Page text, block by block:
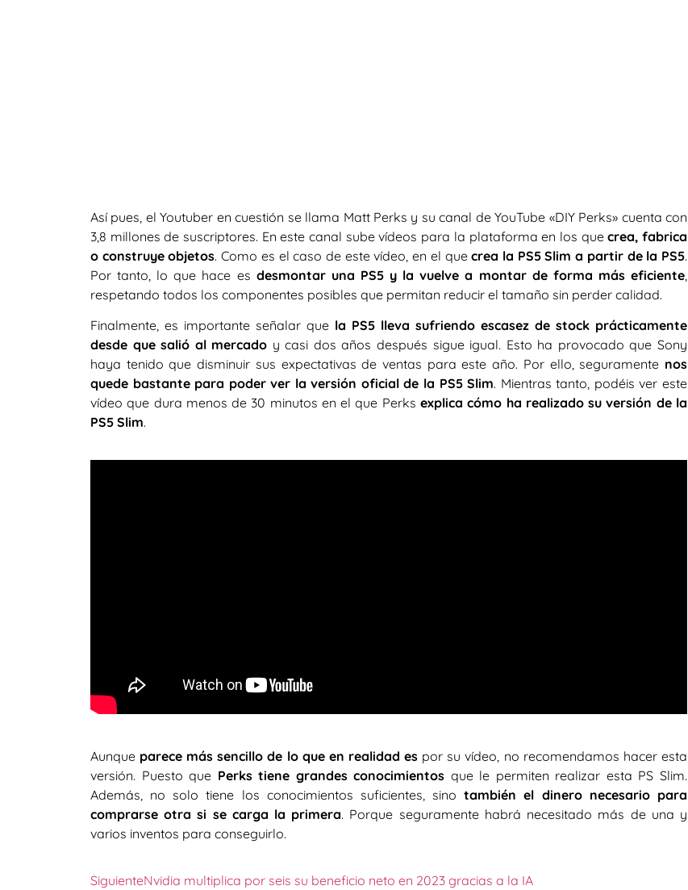
Así pues, el Youtuber en cuestión se llama Matt Perks y su canal de YouTube «DIY Perks» cuenta con
3,8 millones de suscriptores. En este canal sube vídeos para la plataforma en los quecrea, fabrica
o construye objetos. Como es el caso de este vídeo, en el quecrea la PS5 Slim a partir de la PS5.
Por tanto, lo que hace es desmontar una PS5 y la vuelve a montar de forma más eficiente
respetando todos los componentes posibles que permitan reducir el tamaño sin perder calidad.
Finalmente, es importante señalar que la PS5 lleva sufriendo escasez de stock prácticamente
desde que salió al mercado y casi dos años después sigue igual. Esto ha provocado que Sony
haya tenido que disminuir sus expectativas de ventas para este año. Por ello, seguramente nos
quede bastante para poder ver la versión oficial de la PS5 Slim. Mientras tanto, podéis ver este
vídeo que dura menos de 30 minutos en el que Perksexplica cómo ha realizado su versión de la
PS5 Slim.
Aunque parece más sencillo de lo que en realidad es por su vídeo, no recomendamos hacer esta
versión. Puesto que Perks tiene grandes conocimientos que le permiten realizar esta PS Slim.
Además, no solo tiene los conocimientos suficientes, sinotambién el dinero necesario para
comprarse otra si se carga la primera. Porque seguramente habrá necesitado más de una y
varios inventos para conseguirlo.
SiguienteNvidia multiplica por seis su beneficio neto en 2023 gracias a la IA